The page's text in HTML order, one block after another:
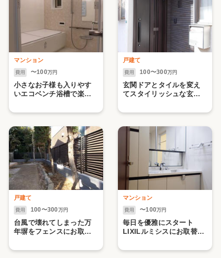
マンション
費用 〜100万円
小さなお子様も入りやす
いエコベンチ浴槽で楽し
Ｎ様邸
戸建て
費用 100〜300万円
玄関ドアとタイルを変え
てスタイリッシュな玄関
戸建て
費用 100〜300万円
台風で壊れてしまった万
年塀をフェンスにお取替
マンション
費用 〜100万円
毎日を優雅にスタート
LIXILルミシスにお取替